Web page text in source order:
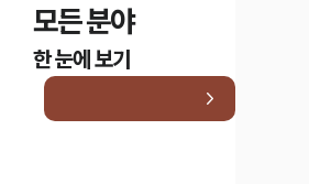
모든 분야
한 눈에 보기